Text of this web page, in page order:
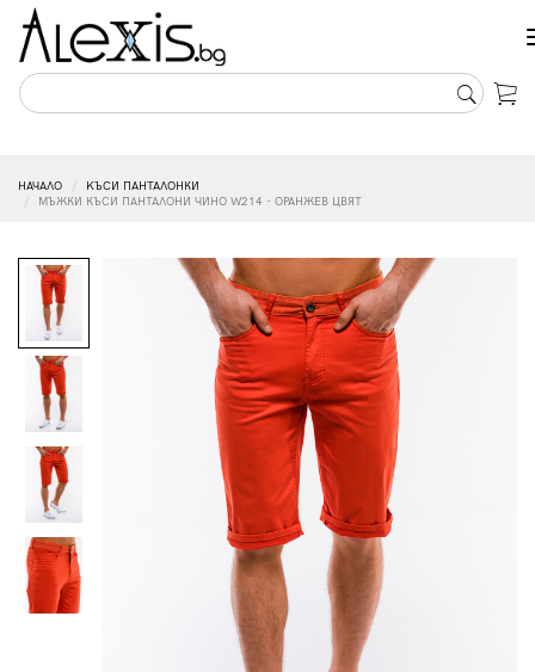
НАЧАЛО
KЪСИ ПАНТАЛОНКИ
МЪЖКИ КЪСИ ПАНТАЛОНИ ЧИНО W214 - ОРАНЖЕВ ЦВЯТ